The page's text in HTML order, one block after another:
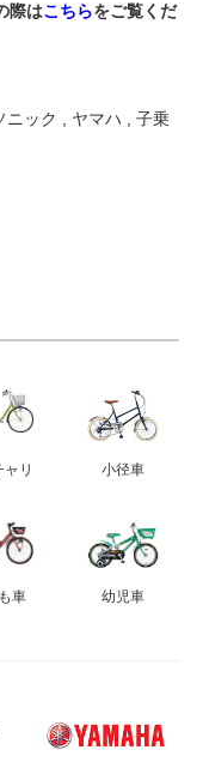
際はこちらをご覧くだ
ニック ヤマハ
子乗
ャリ 小径車
車 幼児車